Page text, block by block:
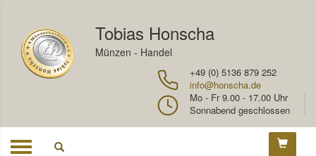
Tobias Honscha
Münzen - Handel
+49 (0) 5136 879 252
info@honscha.de
Mo - Fr 9.00 - 17.00 Uhr
Sonnabend geschlossen
Toggle